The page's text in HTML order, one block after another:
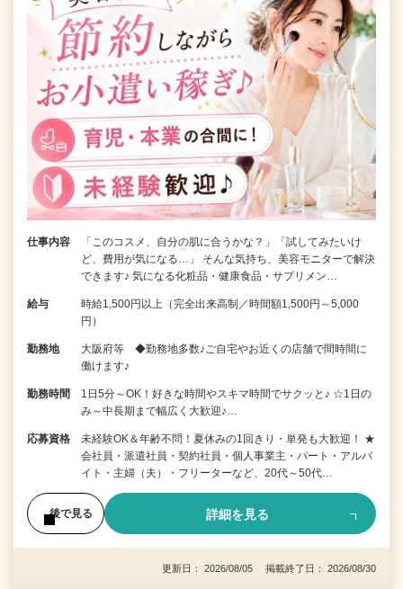
仕事内容
「このコスメ、自分の肌に合うかな？」「試してみたいけ
ど、費用が気になる…」 そんな気持ち、美容モニターで解決
できます♪ 気になる化粧品・健康食品・サプリメン…
給与
時給1,500円以上（完全出来高制／時間額1,500円～5,000
円）
勤務地
大阪府等 ◆勤務地多数♪ご自宅やお近くの店舗で間時間に
働けます♪
勤務時間
1日5分～OK！好きな時間やスキマ時間でサクッと♪ ☆1日の
み～中長期まで幅広く大歓迎♪…
応募資格
未経験OK＆年齢不問！夏休みの1回きり・単発も大歓迎！ ★
会社員・派遣社員・契約社員・個人事業主・パート・アルバ
イト・主婦（夫）・フリーターなど、20代～50代…
後で見る 詳細を見る
更新日： 2026/08/05 掲載終了日： 2026/08/30